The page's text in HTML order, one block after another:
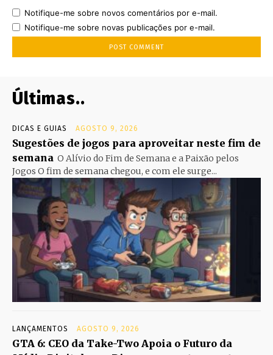
Notifique-me sobre novos comentários por e-mail.
Notifique-me sobre novas publicações por e-mail.
Últimas..
DICAS E GUIAS AGOSTO 9, 2026
Sugestões de jogos para aproveitar neste fim de
semana O Alívio do Fim de Semana e a Paixão pelos
Jogos O fim de semana chegou, e com ele surge...
LANÇAMENTOS AGOSTO 9, 2026
GTA 6: CEO da Take-Two Apoia o Futuro da